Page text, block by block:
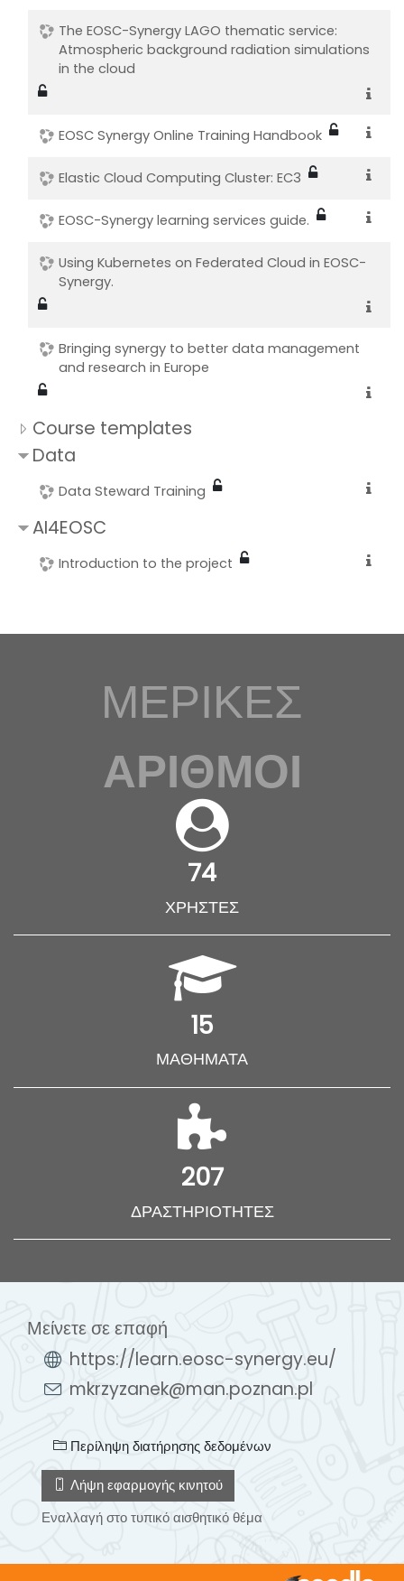
The EOSC-Synergy LAGO thematic service:
Atmospheric background radiation simulations
in the cloud
EOSC Synergy Online Training Handbook
Elastic Cloud Computing Cluster: EC3
EOSC-Synergy learning services guide.
Using Kubernetes on Federated Cloud in EOSC-
Synergy.
Bringing synergy to better data management
and research in Europe
Course templates
Data
Data Steward Training
AI4EOSC
Introduction to the project
ΜΕΡΙΚΈΣ
ΑΡΙΘΜΟΊ
74
ΧΡΉΣΤΕΣ
15
ΜΑΘΉΜΑΤΑ
207
ΔΡΑΣΤΗΡΙΌΤΗΤΕΣ
Μείνετε σε επαφή
https://learn.eosc-synergy.eu/
mkrzyzanek@man.poznan.pl
Περίληψη διατήρησης δεδομένων
Λήψη εφαρμογής κινητού
Εναλλαγή στο τυπικό αισθητικό θέμα